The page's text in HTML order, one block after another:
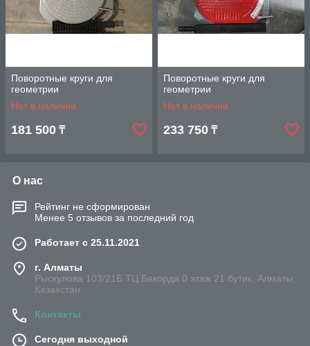
Поворотные круги для
геометрии
Нет в наличии
181 500 ₸
Поворотные круги для
геометрии
Нет в наличии
233 750 ₸
О нас
Рейтинг не сформирован
Менее 5 отзывов за последний год
Работает с 25.11.2021
г. Алматы
Рыскулова 103/21Б.ТЦ Бакорда.0 этаж 21 бутик, Алматы,
Казахстан
Контакты
Сегодня выходной